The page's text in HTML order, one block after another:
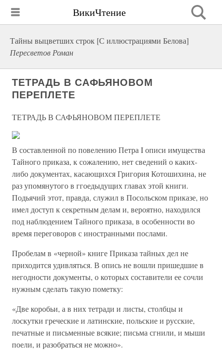
ВикиЧтение
Тайны выцветших строк [С иллюстрациями Белова]
Пересветов Роман
ТЕТРАДЬ В САФЬЯНОВОМ
ПЕРЕПЛЕТЕ
ТЕТРАДЬ В САФЬЯНОВОМ ПЕРЕПЛЕТЕ
В составленной по повелению Петра I описи имущества
Тайного приказа, к сожалению, нет сведений о каких-
либо документах, касающихся Григория Котошихина, не
раз упомянутого в ггоедыдущих главах этой книги.
Подьячий этот, правда, служил в Посольском приказе, но
имел доступ к секретным делам и, вероятно, находился
под наблюдением Тайного приказа, в особенности во
время переговоров с иностранными послами.
Пробелам в «черной» книге Приказа тайных дел не
приходится удивляться. В опись не вошли пришедшие в
негодности документы, о которых составители ее сочли
нужным сделать такую пометку:
«Две коробьи, а в них тетради и листы, столбцы и
лоскутки греческие и латинские, польские и русские,
печатные и письменные всякие; письма сгнили, и мыши
поели, и разобраться не можно».